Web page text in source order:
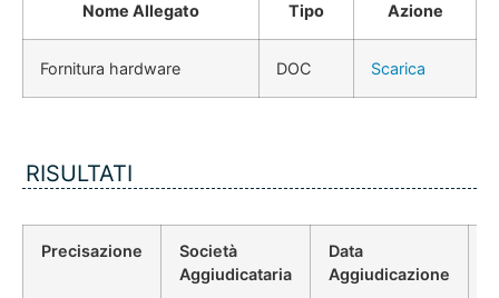
Nome Allegato Tipo Azione
Fornitura hardware DOC Scarica
RISULTATI
Precisazione
Società
Aggiudicataria
Data
Aggiudicazione